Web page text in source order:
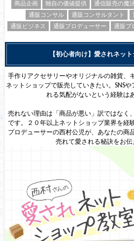
商品企画
独自の価値提供 通信販売の魔
通販コンサル
通販コンサルタント
通販ビジネス
通販プロデューサー 通販プ
【初心者向け】愛されネッ
手作りアクセサリーやオリジナルの雑貨、
ネットショップで販売していきたい。SNS
れる気配がないという経験は
売れない理由は「商品が悪い」訳ではなく
です。２０年以上ネットショップ業界を経
プロデューサーの西村公児が、あなたの商
売れて愛される秘訣をお伝